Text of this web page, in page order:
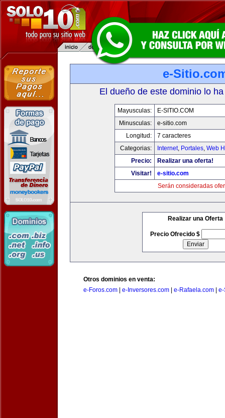
e-
El dueño de este dominio lo
Mayusculas:
E-SITIO.COM
Minusculas:
e-sitio.com
Longitud:
7 caracteres
Categorias:
Internet, Portales, Web
Precio:
Realizar una oferta!
Visitar!
e-sitio.com
Serán consideradas
Realizar una Oferta
Precio Ofrecido $
Otros dominios en venta:
e-Foros.com
e-Inversores.com e-Rafaela.com e-